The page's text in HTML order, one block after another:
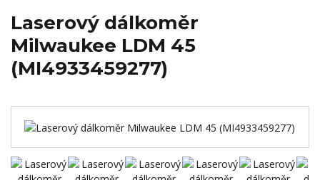
Laserový dálkoměr
Milwaukee LDM 45
(MI4933459277)